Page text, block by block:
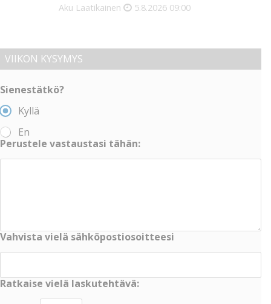
Aku Laatikainen 5.8.2026 09:00
VIIKON KYSYMYS
Sienestätkö?
Kyllä
En
Perustele vastaustasi tähän:
Vahvista vielä sähköpostiosoitteesi
Ratkaise vielä laskutehtävä: